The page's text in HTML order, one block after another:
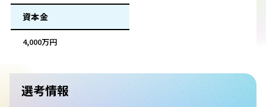
資本金
4,000万円
選考情報